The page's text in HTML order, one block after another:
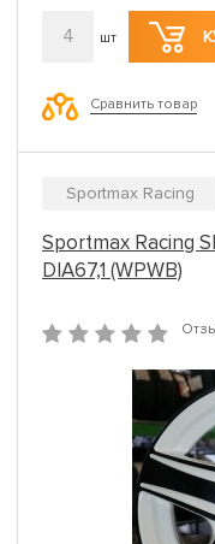
4 шт
Сравнить товар
Sportmax Racing
Sportmax Racing
DIA67,1 (WPWB)